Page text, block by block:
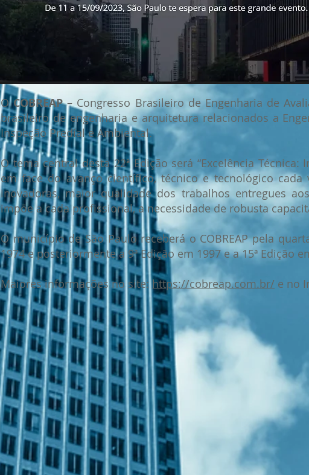
OCOBREAP– Congresso Brasileiro de Engenharia de
brasileiro de engenharia e arquitetura relacionados a
Inspeção Predial e Ambiental.
O tema central desta 22ª Edição será “Excelência
em face do avanço científico, técnico e tecnológico
inovadoras, maior qualidade dos trabalhos entregues
impõe a cada profissional, a necessidade de robusta
O município de São Paulo receberá o COBREAP pela
1974 e posteriormente a 9ª Edição em 1997 e a 15ª Edição
Maiores informações no site:https://cobreap.com.br/ e no